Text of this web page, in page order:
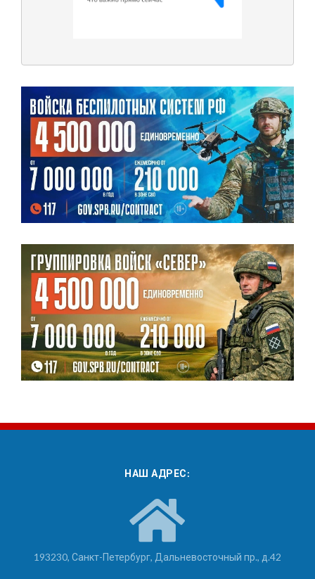
НАШ АДРЕС:
193230, Санкт-Петербург, Дальневосточный пр., д.42